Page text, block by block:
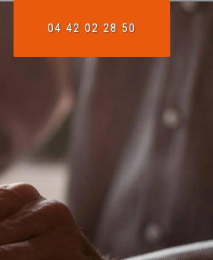
04 42 02 28 50